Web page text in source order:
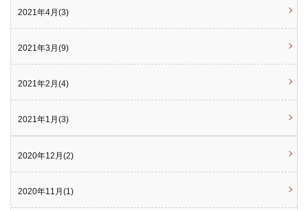
2021年4月(3)
2021年3月(9)
2021年2月(4)
2021年1月(3)
2020年12月(2)
2020年11月(1)